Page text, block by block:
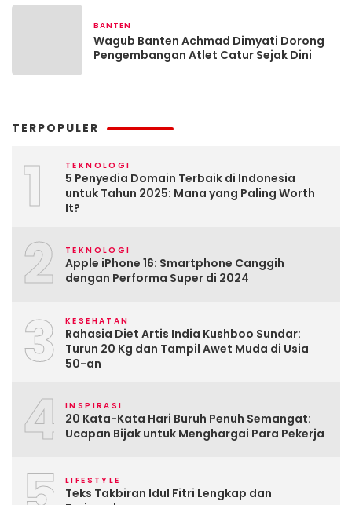
BANTEN
Wagub Banten Achmad Dimyati Dorong
Pengembangan Atlet Catur Sejak Dini
TERPOPULER
1 TEKNOLOGI
5 Penyedia Domain Terbaik di Indonesia
untuk Tahun 2025: Mana yang Paling Worth
It?
2 TEKNOLOGI
Apple iPhone 16: Smartphone Canggih
dengan Performa Super di 2024
3 KESEHATAN
Rahasia Diet Artis India Kushboo Sundar:
Turun 20 Kg dan Tampil Awet Muda di Usia
50-an
4 INSPIRASI
20 Kata-Kata Hari Buruh Penuh Semangat:
Ucapan Bijak untuk Menghargai Para Pekerja
LIFESTYLE
Teks Takbiran Idul Fitri Lengkap dan